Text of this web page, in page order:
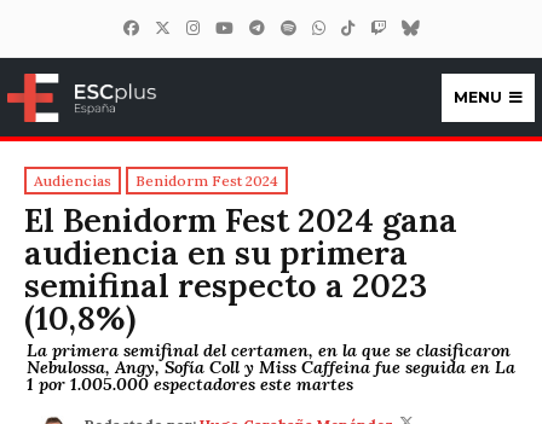
ESCplus España
MENU
Audiencias Benidorm Fest 2024
El Benidorm Fest 2024 gana
audiencia en su primera
semifinal respecto a 2023
(10,8%)
La primera semifinal del certamen, en la que se clasificaron
Nebulossa, Angy, Sofía Coll y Miss Caffeina fue seguida en La
1 por 1.005.000 espectadores este martes